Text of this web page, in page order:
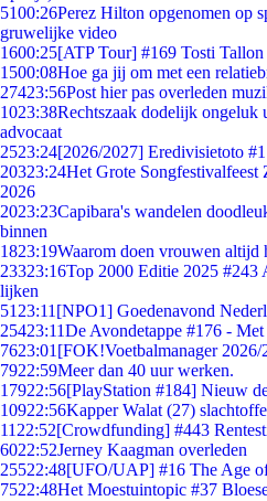
5100:26Perez Hilton opgenomen op
gruwelijke video
1600:25[ATP Tour] #169 Tosti
1500:08Hoe ga jij om met een
27423:56Post hier pas overleden
1023:38Rechtszaak dodelijk ongeluk
advocaat
2523:24[2026/2027] Eredivisietoto #1
20323:24Het Grote
2026
2023:23Capibara's wandelen
binnen
1823:19Waarom doen vrouwen altijd
23323:16Top 2000 Editie 2025
lijken
51 23:11 [NPO1] Goedenavond
25423:11De Avondetappe #176 -
7623:01 [FOK!Voetbalmanager
7922:59Meer dan 40 uur werken.
17922:56[PlayStation #184] Nieuw
10922:56Kapper Walat (27)
11 22:52[Crowdfunding] #443
6022:52Jerney Kaagman overleden
25522:48[UFO/UAP] #16 The Age
7522:48Het Moestuintopic #37